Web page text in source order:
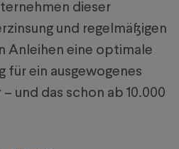
dieser
und regelmäßigen
Anleihen eine optimale
für ein ausgewogenes
und das schon ab 10.000